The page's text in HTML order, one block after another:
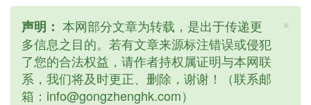
×
声明： 本网部分文章为转载，是出于传递更
多信息之目的。若有文章来源标注错误或侵犯
了您的合法权益，请作者持权属证明与本网联
系，我们将及时更正、删除，谢谢！（联系邮
箱：info@gongzhenghk.com）